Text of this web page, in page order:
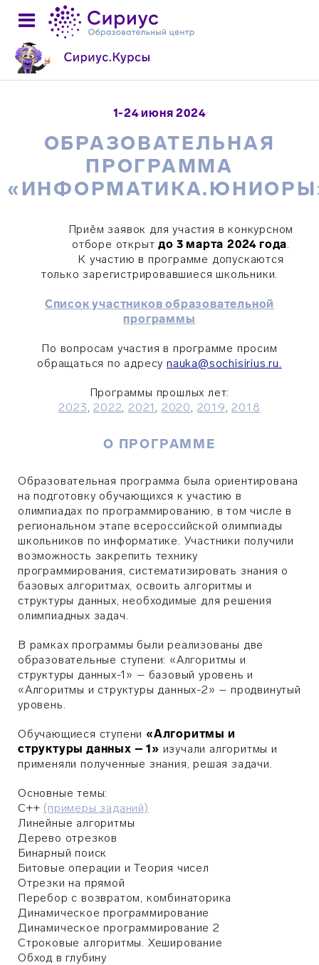
1-24 июня 2024
ОБРАЗОВАТЕЛЬНАЯ
ПРОГРАММА
Приём заявок для участия в конкурсном
отборе открытдо 3 марта 2024 года.
К участию в программе допускаются
только зарегистрировавшиеся школьники.
Список участников образовательной
программы
По вопросам участия в программе просим
обращаться по адресу nauka@sochisirius.ru.
Программы прошлых лет:
2023,2022, 2021, 2020, 2019,2018
О ПРОГРАММЕ
Образовательная программа была ориентирована
на подготовку обучающихся к участию в
олимпиадах по программированию, в том числе в
региональном этапе всероссийской олимпиады
школьников по информатике. Участники получили
возможность закрепить технику
программирования, систематизировать знания о
базовых алгоритмах, освоить алгоритмы и
структуры данных, необходимые для решения
олимпиадных задач.
В рамках программы были реализованы две
образовательные ступени: «Алгоритмы и
структуры данных-1» – базовый уровень и
«Алгоритмы и структуры данных-2» – продвинутый
уровень.
Обучающиеся ступени «Алгоритмы и
структуры данных – 1» изучали алгоритмы и
применяли полученные знания, решая задачи.
Основные темы:
C++ (примеры заданий)
Линейные алгоритмы
Дерево отрезков
Бинарный поиск
Битовые операции и Теория чисел
Отрезки на прямой
Перебор с возвратом, комбинаторика
Динамическое программирование
Динамическое программирование 2
Строковые алгоритмы. Хеширование
Обход в глубину